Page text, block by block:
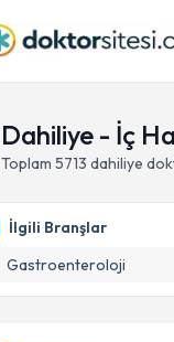
Dahiliye - İç
Toplam 5713 dahiliye
İlgili Branşlar
Gastroenteroloji